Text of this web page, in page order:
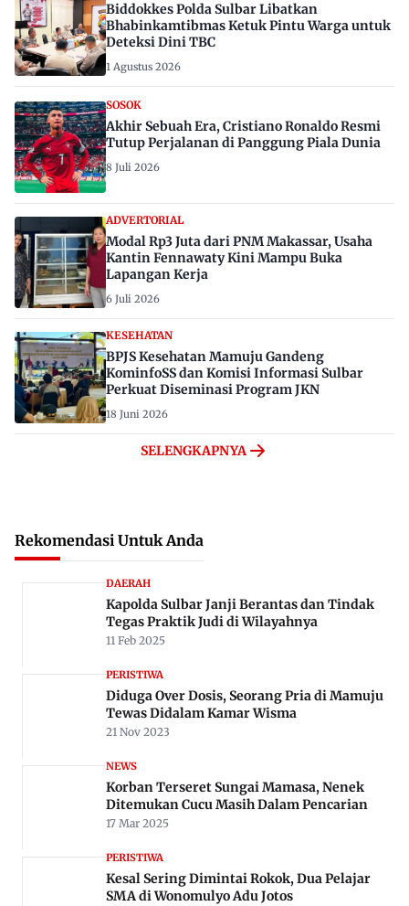
Biddokkes Polda Sulbar Libatkan
Bhabinkamtibmas Ketuk Pintu Warga untuk
Deteksi Dini TBC
1 Agustus 2026
SOSOK
Akhir Sebuah Era, Cristiano Ronaldo Resmi
Tutup Perjalanan di Panggung Piala Dunia
8 Juli 2026
ADVERTORIAL
Modal Rp3 Juta dari PNM Makassar, Usaha
Kantin Fennawaty Kini Mampu Buka
Lapangan Kerja
6 Juli 2026
KESEHATAN
BPJS Kesehatan Mamuju Gandeng
KominfoSS dan Komisi Informasi Sulbar
Perkuat Diseminasi Program JKN
18 Juni 2026
SELENGKAPNYA
Rekomendasi Untuk Anda
DAERAH
Kapolda Sulbar Janji Berantas dan Tindak
Tegas Praktik Judi di Wilayahnya
11 Feb 2025
PERISTIWA
Diduga Over Dosis, Seorang Pria di Mamuju
Tewas Didalam Kamar Wisma
21 Nov 2023
NEWS
Korban Terseret Sungai Mamasa, Nenek
Ditemukan Cucu Masih Dalam Pencarian
17 Mar 2025
PERISTIWA
Kesal Sering Dimintai Rokok, Dua Pelajar
SMA di Wonomulyo Adu Jotos